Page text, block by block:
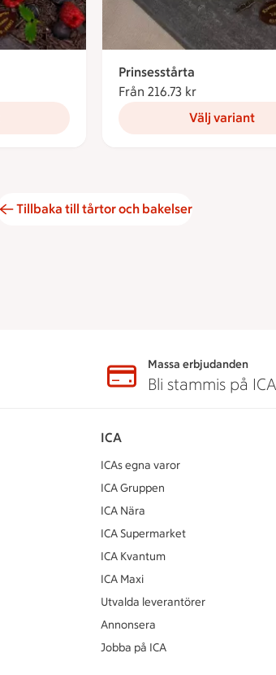
Prinsesstårta
Från 216.73 kr
Välj variant
Tillbaka till tårtor och bakelser
Massa erbjudanden
Bli stammis på ICA
ICA
ICAs egna varor
ICA Gruppen
ICA Nära
ICA Supermarket
ICA Kvantum
ICA Maxi
Utvalda leverantörer
Annonsera
Jobba på ICA